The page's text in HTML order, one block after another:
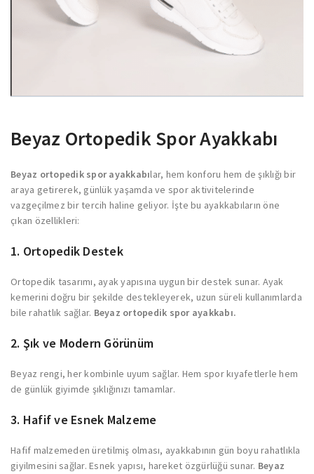
Beyaz Ortopedik Spor Ayakkabı
Beyaz ortopedik spor ayakkabılar, hem konforu hem de şıklığı bir
araya getirerek, günlük yaşamda ve spor aktivitelerinde
vazgeçilmez bir tercih haline geliyor. İşte bu ayakkabıların öne
çıkan özellikleri:
1. Ortopedik Destek
Ortopedik tasarımı, ayak yapısına uygun bir destek sunar. Ayak
kemerini doğru bir şekilde destekleyerek, uzun süreli kullanımlarda
bile rahatlık sağlar. Beyaz ortopedik spor ayakkabı.
2. Şık ve Modern Görünüm
Beyaz rengi, her kombinle uyum sağlar. Hem spor kıyafetlerle hem
de günlük giyimde şıklığınızı tamamlar.
3. Hafif ve Esnek Malzeme
Hafif malzemeden üretilmiş olması, ayakkabının gün boyu rahatlıkla
giyilmesini sağlar. Esnek yapısı, hareket özgürlüğü sunar. Beyaz